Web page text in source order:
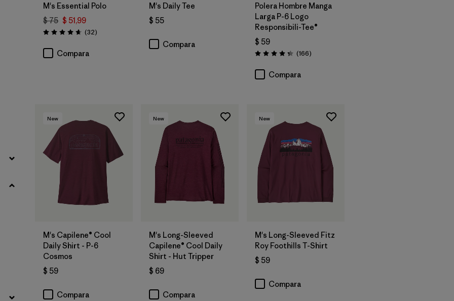
(2)
M's Essential Polo
$ 75 $ 51,99
Valoración: 4.6 / 5
(32Comentarios
)
Compara
M's Daily Tee
$ 55
Compara
Polera Hombre Manga
Larga P-6 Logo
Responsibili-Tee®
$ 59
Valoración: 4.4 / 5
(166Comentarios
)
Compara
New
M's Capilene® Cool
Daily Shirt - P-6
Cosmos
$ 59
Compara
New
M's Long-Sleeved
Capilene® Cool Daily
Shirt - Hut Tripper
$ 69
Compara
New
M's Long-Sleeved Fitz
Roy Foothills T-Shirt
$ 59
Compara